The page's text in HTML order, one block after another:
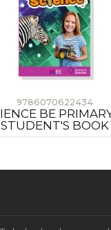
9786070622434
BE
STUDENT'S BOOK